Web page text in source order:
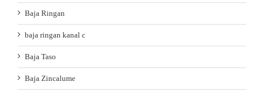
Baja Ringan
baja ringan kanal c
Baja Taso
Baja Zincalume